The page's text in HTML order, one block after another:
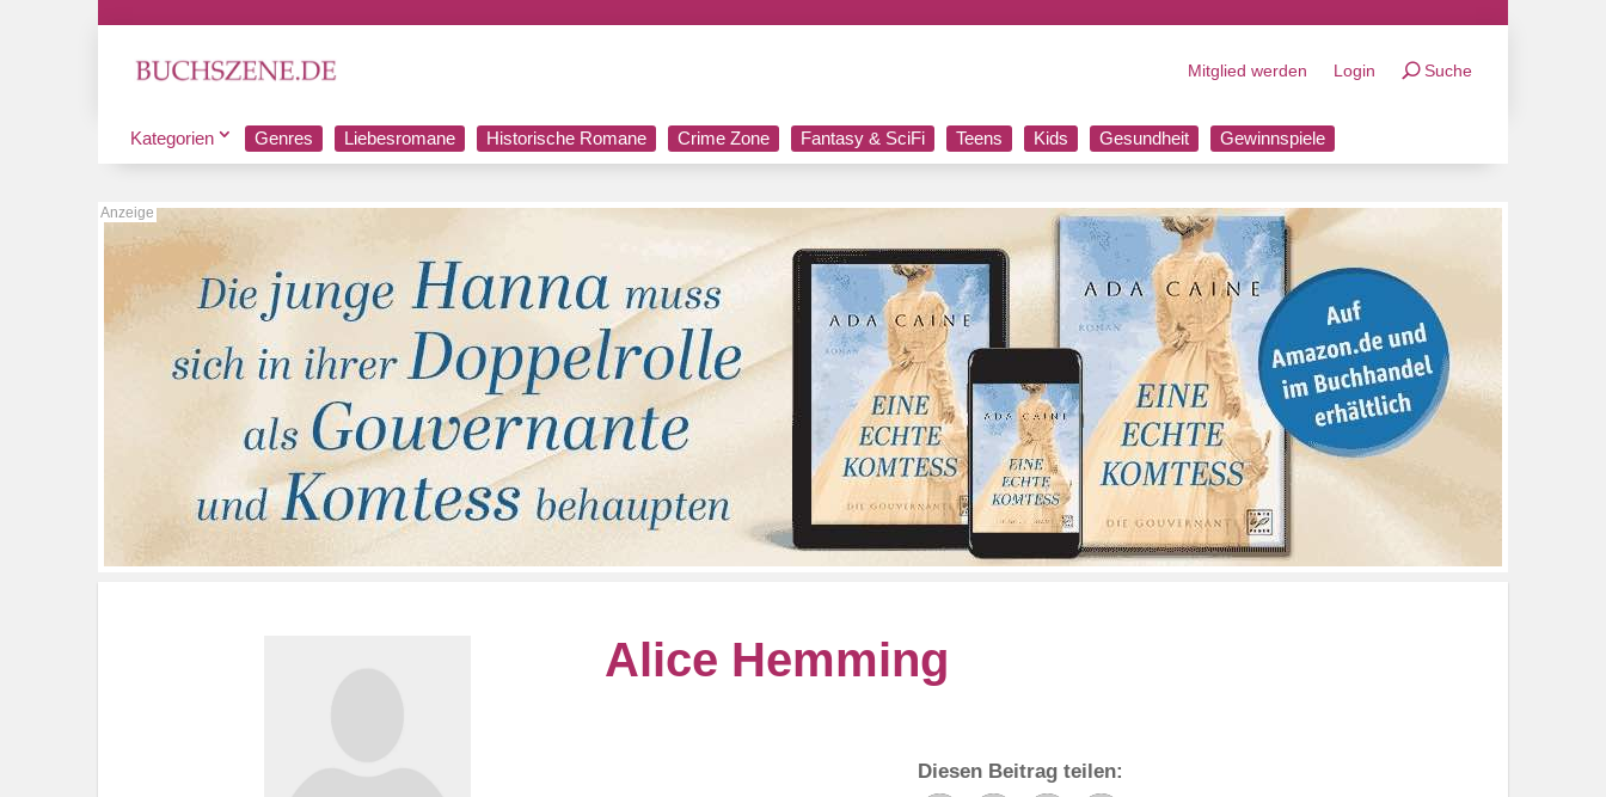
Mitglied werden Login Suche
Kategorien Genres Liebesromane Historische Romane Crime Zone Fantasy & SciFi Teens Kids Gesundheit Gewinnspiele
Alice Hemming
Diesen Beitrag teilen: